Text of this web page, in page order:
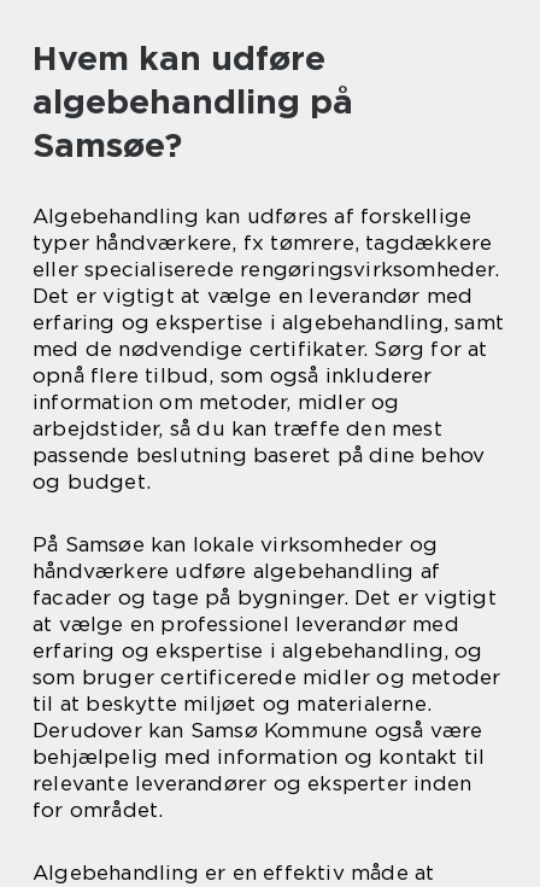
Hvem kan udføre
algebehandling på
Samsøe?
Algebehandling kan udføres af forskellige
typer håndværkere, fx tømrere, tagdækkere
eller specialiserede rengøringsvirksomheder.
Det er vigtigt at vælge en leverandør med
erfaring og ekspertise i algebehandling, samt
med de nødvendige certifikater. Sørg for at
opnå flere tilbud, som også inkluderer
information om metoder, midler og
arbejdstider, så du kan træffe den mest
passende beslutning baseret på dine behov
og budget.
På Samsøe kan lokale virksomheder og
håndværkere udføre algebehandling af
facader og tage på bygninger. Det er vigtigt
at vælge en professionel leverandør med
erfaring og ekspertise i algebehandling, og
som bruger certificerede midler og metoder
til at beskytte miljøet og materialerne.
Derudover kan Samsø Kommune også være
behjælpelig med information og kontakt til
relevante leverandører og eksperter inden
for området.
Algebehandling er en effektiv måde at